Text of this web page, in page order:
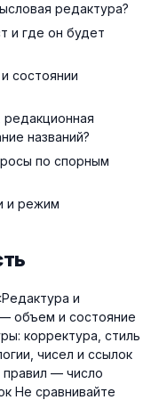
редактура?
и где он будет
состоянии
редакционная
названий?
по спорным
и режим
и
объем и состояние
корректура, стиль
чисел и ссылок
— число
Не сравнивайте